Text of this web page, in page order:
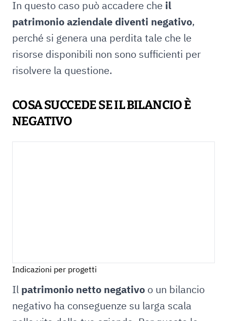
In questo caso può accadere che il
patrimonio aziendale diventi negativo,
perché si genera una perdita tale che le
risorse disponibili non sono sufficienti per
risolvere la questione.
COSA SUCCEDE SE IL BILANCIO È
NEGATIVO
Indicazioni per progetti
Il patrimonio netto negativo o un bilancio
negativo ha conseguenze su larga scala